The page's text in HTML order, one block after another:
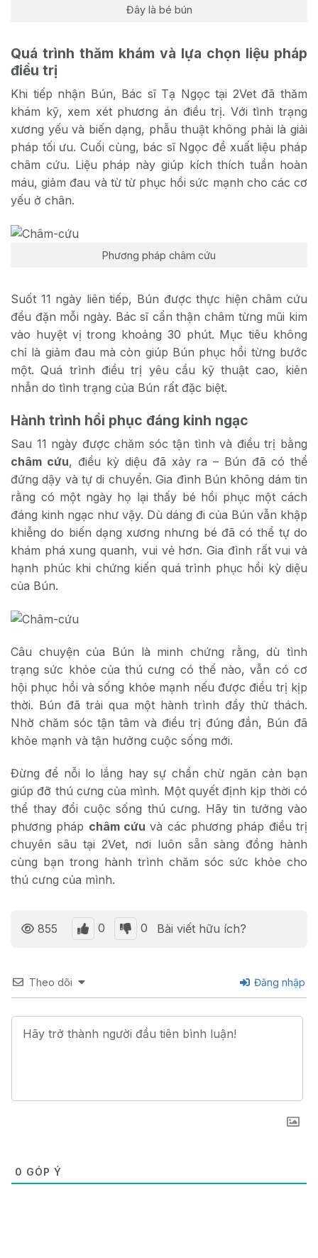
Đây là bé bún
Quá trình thăm khám và lựa chọn liệu pháp
điều trị
Khi tiếp nhận Bún, Bác sĩ Tạ Ngọc tại 2Vet đã thăm
khám kỹ, xem xét phương án điều trị. Với tình trạng
xương yếu và biến dạng, phẫu thuật không phải là giải
pháp tối ưu. Cuối cùng, bác sĩ Ngọc đề xuất liệu pháp
châm cứu. Liệu pháp này giúp kích thích tuần hoàn
máu, giảm đau và từ từ phục hồi sức mạnh cho các cơ
yếu ở chân.
Phương pháp châm cứu
Suốt 11 ngày liên tiếp, Bún được thực hiện châm cứu
đều đặn mỗi ngày. Bác sĩ cẩn thận châm từng mũi kim
vào huyệt vị trong khoảng 30 phút. Mục tiêu không
chỉ là giảm đau mà còn giúp Bún phục hồi từng bước
một. Quá trình điều trị yêu cầu kỹ thuật cao, kiên
nhẫn do tình trạng của Bún rất đặc biệt.
Hành trình hồi phục đáng kinh ngạc
Sau 11 ngày được chăm sóc tận tình và điều trị bằng
châm cứu, điều kỳ diệu đã xảy ra – Bún đã có thể
đứng dậy và tự di chuyển. Gia đình Bún không dám tin
rằng có một ngày họ lại thấy bé hồi phục một cách
đáng kinh ngạc như vậy. Dù dáng đi của Bún vẫn khập
khiễng do biến dạng xương nhưng bé đã có thể tự do
khám phá xung quanh, vui vẻ hơn. Gia đình rất vui và
hạnh phúc khi chứng kiến quá trình phục hồi kỳ diệu
của Bún.
Câu chuyện của Bún là minh chứng rằng, dù tình
trạng sức khỏe của thú cưng có thế nào, vẫn có cơ
hội phục hồi và sống khỏe mạnh nếu được điều trị kịp
thời. Bún đã trải qua một hành trình đầy thử thách.
Nhờ chăm sóc tận tâm và điều trị đúng đắn, Bún đã
khỏe mạnh và tận hưởng cuộc sống mới.
Đừng để nỗi lo lắng hay sự chần chừ ngăn cản bạn
giúp đỡ thú cưng của mình. Một quyết định kịp thời có
thể thay đổi cuộc sống thú cưng. Hãy tin tưởng vào
phương pháp châm cứu và các phương pháp điều trị
chuyên sâu tại 2Vet, nơi luôn sẵn sàng đồng hành
cùng bạn trong hành trình chăm sóc sức khỏe cho
thú cưng của mình.
855 0 0 Bài viết hữu ích?
Theo dõi Đăng nhập
0 GÓP Ý